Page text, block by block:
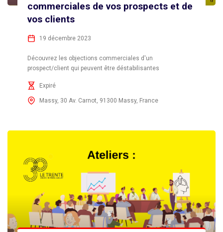
commerciales de vos prospects et de
vos clients
19 décembre 2023
Découvrez les objections commerciales d'un
prospect/client qui peuvent être déstabilisantes
Expiré
Massy, 30 Av. Carnot, 91300 Massy, France